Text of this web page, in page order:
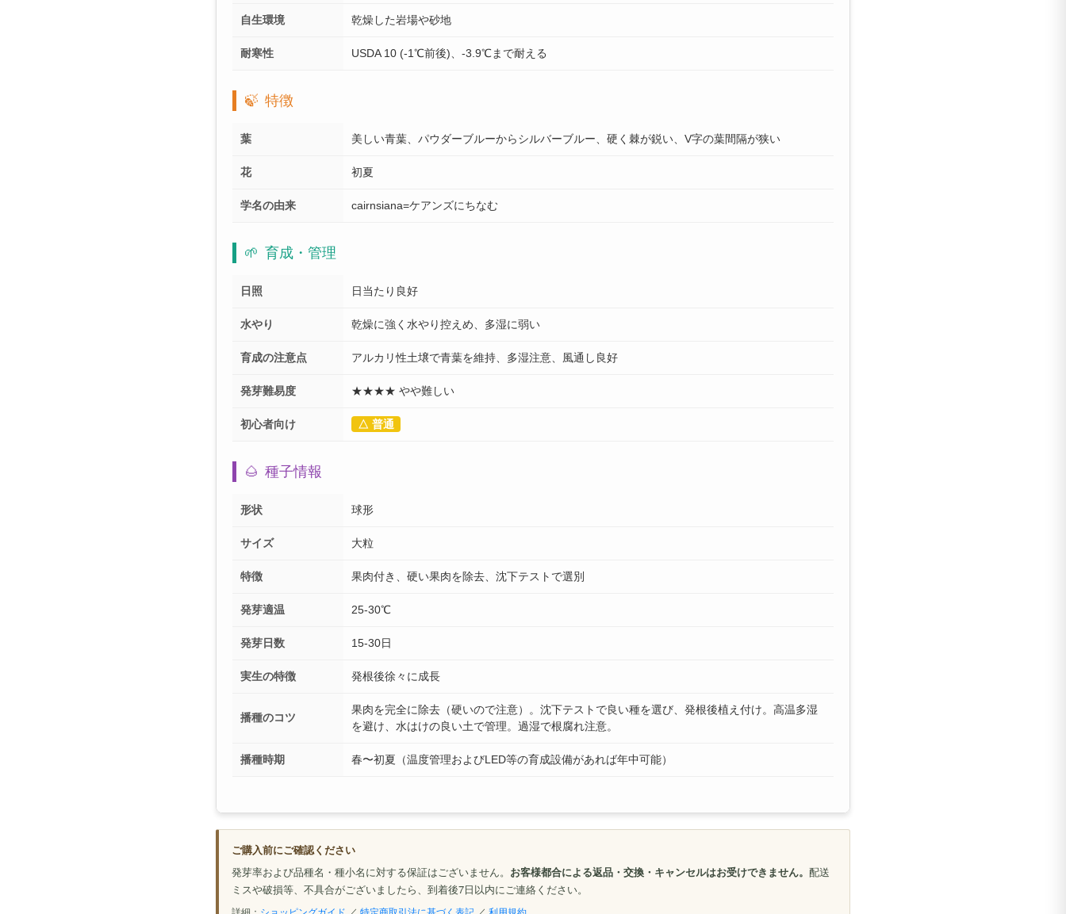
自生環境 乾燥した岩場や砂地
耐寒性 USDA 10 (-1℃前後)、-3.9℃まで耐える
🍃 特徴
葉 美しい青葉、パウダーブルーからシルバーブルー、硬く棘が鋭い、V字の葉間隔が狭い
花 初夏
学名の由来 cairnsiana=ケアンズにちなむ
🌱 育成・管理
日照 日当たり良好
水やり 乾燥に強く水やり控えめ、多湿に弱い
育成の注意点 アルカリ性土壌で青葉を維持、多湿注意、風通し良好
発芽難易度 ★★★★ やや難しい
初心者向け △ 普通
🌰 種子情報
形状 球形
サイズ 大粒
特徴 果肉付き、硬い果肉を除去、沈下テストで選別
発芽適温 25-30℃
発芽日数 15-30日
実生の特徴 発根後徐々に成長
播種のコツ
果肉を完全に除去（硬いので注意）。沈下テストで良い種を選び、発根後植え付け。高温多湿
を避け、水はけの良い土で管理。過湿で根腐れ注意。
播種時期 春〜初夏（温度管理およびLED等の育成設備があれば年中可能）
ご購入前にご確認ください
発芽率および品種名・種小名に対する保証はございません。 お客様都合による返品・交換・キャンセルはお受けできません。 配送
ミスや破損等、不具合がございましたら、到着後7日以内にご連絡ください。
詳細： ショッピングガイド ／ 特定商取引法に基づく表記 ／ 利用規約